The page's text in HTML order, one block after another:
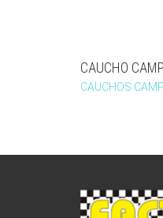
CAUCHO
CAUCHOS